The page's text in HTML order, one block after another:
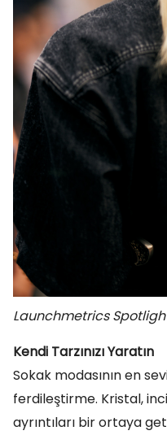
Launchmetrics
Kendi Tarzınızı Yaratın
Sokak modasının en
ferdileştirme. Kristal,
ayrıntıları bir ortaya